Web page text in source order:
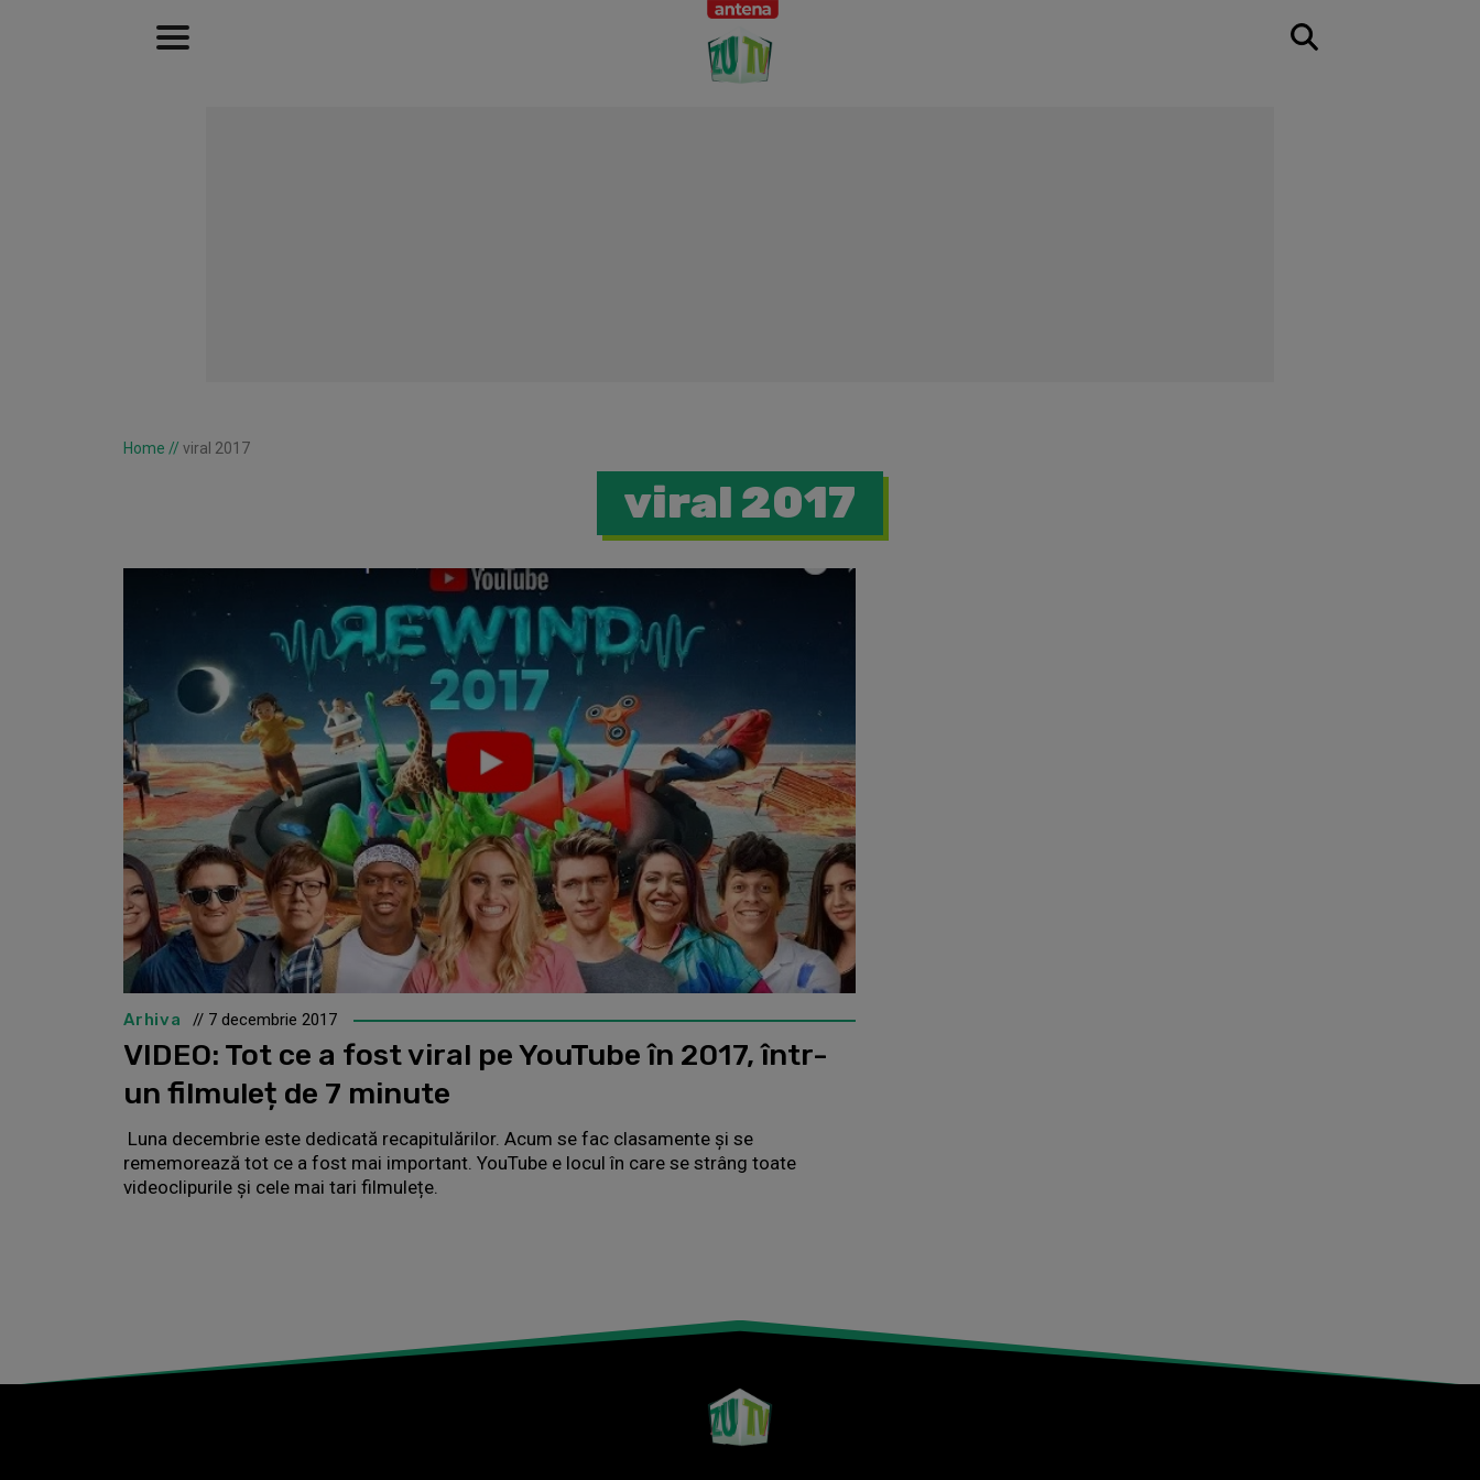
Home // viral 2017
viral 2017
Arhiva // 7 decembrie 2017
VIDEO: Tot ce a fost viral pe YouTube în 2017, într-
un filmuleț de 7 minute
Luna decembrie este dedicată recapitulărilor. Acum se fac clasamente și se
rememorează tot ce a fost mai important. YouTube e locul în care se strâng toate
videoclipurile și cele mai tari filmulețe.